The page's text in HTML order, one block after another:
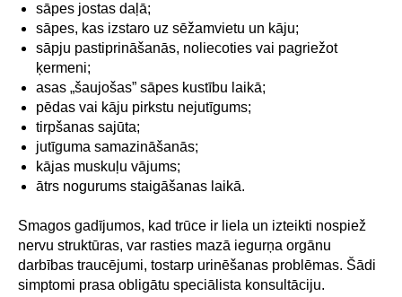
sāpes jostas daļā;
sāpes, kas izstaro uz sēžamvietu un kāju;
sāpju pastiprināšanās, noliecoties vai pagriežot
ķermeni;
asas „šaujošas” sāpes kustību laikā;
pēdas vai kāju pirkstu nejutīgums;
tirpšanas sajūta;
jutīguma samazināšanās;
kājas muskuļu vājums;
ātrs nogurums staigāšanas laikā.
Smagos gadījumos, kad trūce ir liela un izteikti nospiež
nervu struktūras, var rasties mazā iegurņa orgānu
darbības traucējumi, tostarp urinēšanas problēmas. Šādi
simptomi prasa obligātu speciālista konsultāciju.